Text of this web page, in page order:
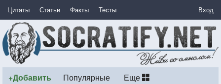
Цитаты Статьи Факты Тесты Вход
+Добавить Популярные Еще